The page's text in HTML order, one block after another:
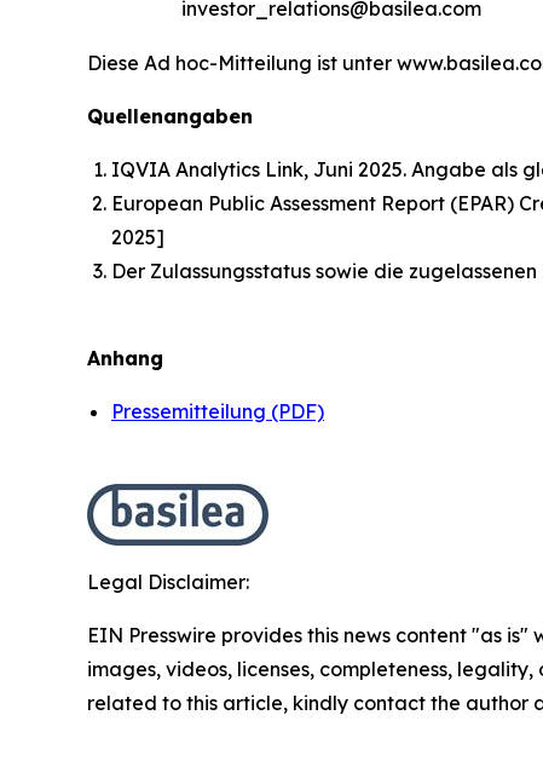
investor_relations@basilea.com
Diese Ad hoc-Mitteilung ist unter
Quellenangaben
IQVIA Analytics Link, Juni 2025. Angabe als
European Public Assessment Report
2025]
Der Zulassungsstatus sowie die
Anhang
Pressemitteilung (PDF)
Legal Disclaimer:
EIN Presswire provides this news content "as
images, videos, licenses, completeness,
related to this article, kindly contact the author